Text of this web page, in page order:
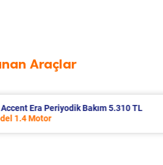
Araçlar
Micra Periyodik Bakım 6.399 TL
Model 1.2 Motor